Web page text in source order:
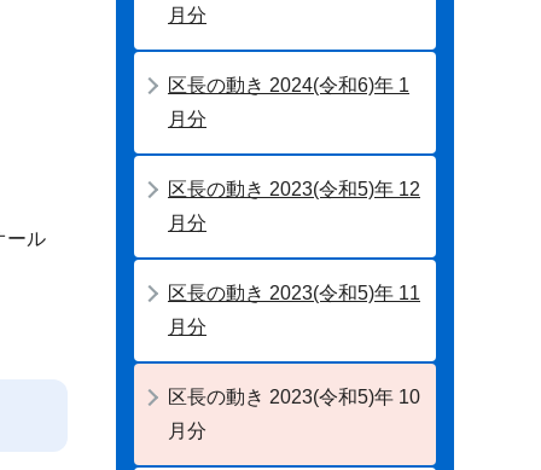
ール
月分
区長の動き 2024(令和6)年 1
月分
区長の動き 2023(令和5)年 12
月分
区長の動き 2023(令和5)年 11
月分
区長の動き 2023(令和5)年 10
月分